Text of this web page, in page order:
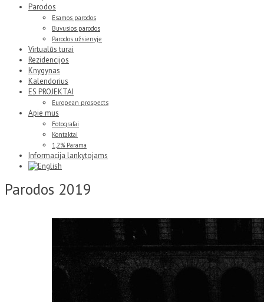
Parodos
Esamos parodos
Buvusios parodos
Parodos užsienyje
Virtualūs turai
Rezidencijos
Knygynas
Kalendorius
ES PROJEKTAI
European prospects
Apie mus
Fotografai
Kontaktai
1,2% Parama
Informacija lankytojams
Parodos 2019